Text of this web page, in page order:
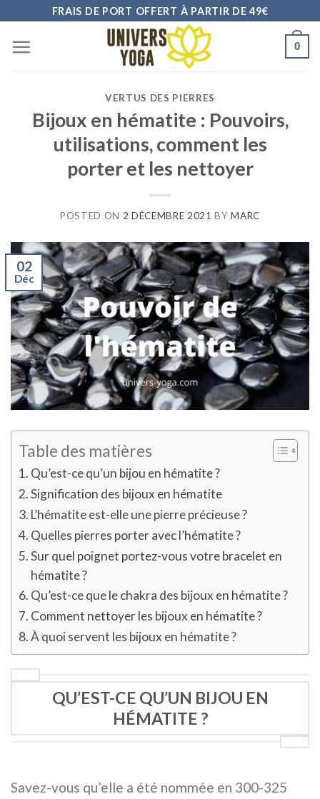
content
FRAIS DE PORT OFFERT À PARTIR DE 49€
0
VERTUS DES PIERRES
Bijoux en hématite : Pouvoirs,
utilisations, comment les
porter et les nettoyer
POSTED ON 2 DÉCEMBRE 2021 BYMARC
02
Déc
Table des matières
Qu’est-ce qu’un bijou en hématite ?
Signification des bijoux en hématite
L’hématite est-elle une pierre précieuse ?
Quelles pierres porter avec l’hématite ?
Sur quel poignet portez-vous votre bracelet en
hématite ?
Qu’est-ce que le chakra des bijoux en hématite ?
Comment nettoyer les bijoux en hématite ?
À quoi servent les bijoux en hématite ?
QU’EST-CE QU’UN BIJOU EN
HÉMATITE ?
Savez-vous qu’elle a été nommée en 300-325